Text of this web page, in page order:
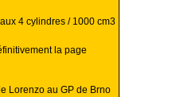
4 cylindres / 1000 cm3
la page
Lorenzo au GP de Brno